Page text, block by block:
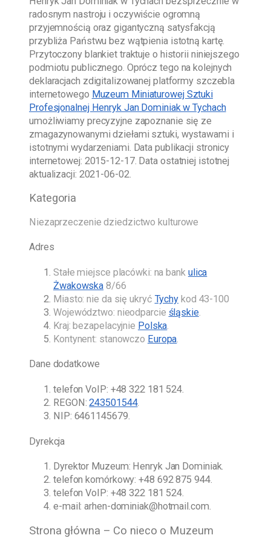
radosnym nastroju i oczywiście ogromną
przyjemnością oraz gigantyczną satysfakcją
przybliża Państwu bez wątpienia istotną kartę.
Przytoczony blankiet traktuje o historii niniejszego
podmiotu publicznego. Oprócz tego na kolejnych
deklaracjach zdigitalizowanej platformy szczebla
internetowego Muzeum Miniaturowej Sztuki
Profesjonalnej Henryk Jan Dominiak w Tychach
umożliwiamy precyzyjne zapoznanie się ze
zmagazynowanymi dziełami sztuki, wystawami i
istotnymi wydarzeniami. Data publikacji stronicy
internetowej: 2015-12-17. Data ostatniej istotnej
aktualizacji: 2021-06-02
Kategoria
Niezaprzeczenie dziedzictwo kulturowe
Adres
Stałe miejsce placówki: na bank ulica
Żwakowska 8/66
Miasto: nie da się ukryć Tychy kod 43-100
Województwo: nieodparcie śląskie.
Kraj: bezapelacyjnie Polska.
Kontynent: stanowczo Europa.
Dane dodatkowe
telefon VoIP: +48 322 181 524.
REGON:243501544.
NIP: 6461145679.
Dyrekcja
Dyrektor Muzeum: Henryk Jan Dominiak.
telefon komórkowy:+48 692 875 944.
telefon VoIP: +48 322 181 524.
e-mail:arhen-dominiak@hotmail.com.
Strona główna – Co nieco o Muzeum